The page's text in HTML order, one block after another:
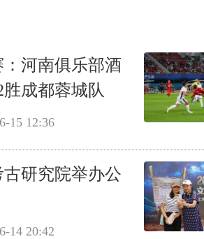
：河南俱乐部酒
成都蓉城队
15 12:36
研究院举办公
14 20:42